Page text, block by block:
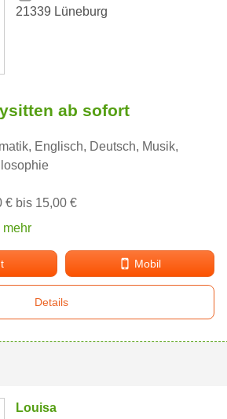
21339 Lüneburg
ab sofort
Englisch, Deutsch, Musik,
€ bis 15,00 €
mehr
Mobil
Details
Louisa